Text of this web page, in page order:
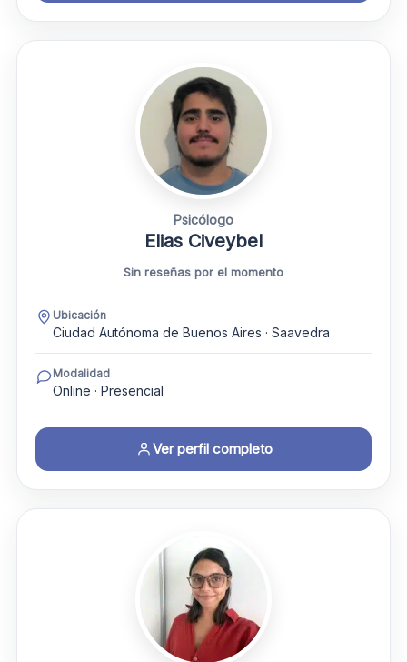
Psicólogo
Elias Civeybel
Sin reseñas por el momento
Ubicación
Ciudad Autónoma de Buenos Aires · Saavedra
Modalidad
Online · Presencial
Ver perfil completo